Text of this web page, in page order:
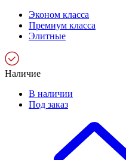
Эконом класса
Премиум класса
Элитные
Наличие
В наличии
Под заказ